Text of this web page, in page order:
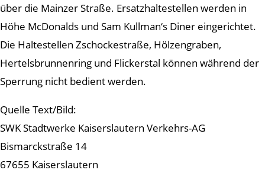
über die Mainzer Straße. Ersatzhaltestellen werden in
Höhe McDonalds und Sam Kullman‘s Diner eingerichtet.
Die Haltestellen Zschockestraße, Hölzengraben,
Hertelsbrunnenring und Flickerstal können während der
Sperrung nicht bedient werden.
Quelle Text/Bild:
SWK Stadtwerke Kaiserslautern Verkehrs-AG
Bismarckstraße 14
67655 Kaiserslautern